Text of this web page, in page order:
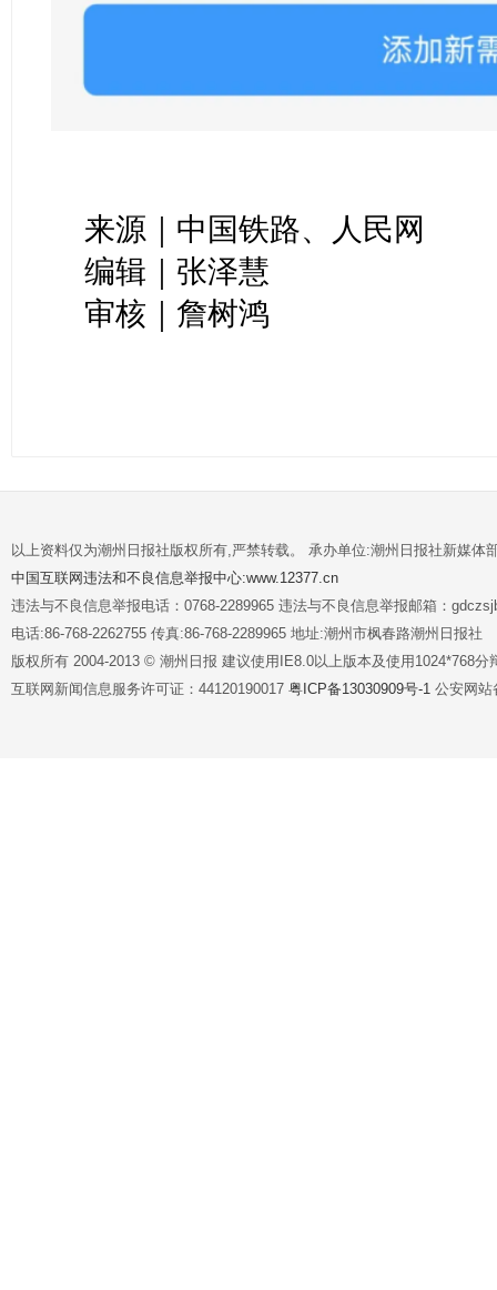
来源｜中国铁路、人民网
编辑｜张泽慧
审核｜詹树鸿
以上资料仅为潮州日报社版权所有,严禁转载。 承办单位:潮州日报社新媒体
中国互联网违法和不良信息举报中心:www.12377.cn
违法与不良信息举报电话：0768-2289965 违法与不良信息举报邮箱：
电话:86-768-2262755 传真:86-768-2289965 地址:潮州市枫春路潮州日报社
版权所有 2004-2013 © 潮州日报 建议使用IE8.0以上版本及使用1024*768分
互联网新闻信息服务许可证：44120190017 粤ICP备13030909号-1 公安网站